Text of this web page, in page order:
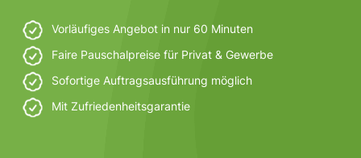
Vorläufiges Angebot in nur 60 Minuten
Faire Pauschalpreise für Privat & Gewerbe
Sofortige Auftragsausführung möglich
Mit Zufriedenheitsgarantie